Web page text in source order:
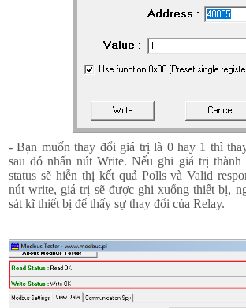
- Bạn muốn thay đổi giá trị là 0 hay 1 thì
sau đó nhấn nút Write. Nếu ghi giá trị thành
status sẽ hiễn thị kết quả Polls và Valid
nút write, giá trị sẽ được ghi xuống thiết bị,
sát kĩ thiết bị để thấy sự thay đổi của Relay.